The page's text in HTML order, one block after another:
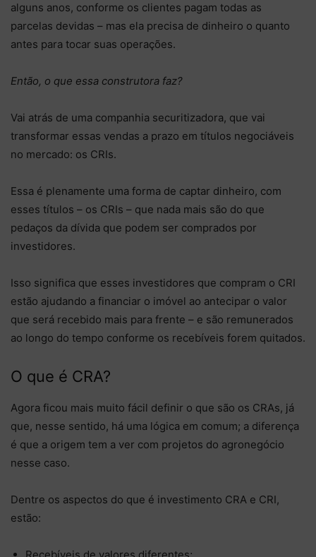
alguns anos, conforme os clientes pagam todas as
parcelas devidas – mas ela precisa de dinheiro o quanto
antes para tocar suas operações.
Então, o que essa construtora faz?
Vai atrás de uma companhia securitizadora, que vai
transformar essas vendas a prazo em títulos negociáveis
no mercado: os CRIs.
Essa é plenamente uma forma de captar dinheiro, com
esses títulos – os CRIs – que nada mais são do que
pedaços da dívida que podem ser comprados por
investidores.
Isso significa que esses investidores que compram o CRI
estão ajudando a financiar o imóvel ao antecipar o valor
que será recebido mais para frente – e são remunerados
ao longo do tempo conforme os recebíveis forem quitados.
O que é CRA?
Agora ficou mais muito fácil definir o que são os CRAs, já
que, nesse sentido, há uma lógica em comum; a diferença
é que a origem tem a ver com projetos do agronegócio
nesse caso.
Dentre os aspectos do que é investimento CRA e CRI,
estão: